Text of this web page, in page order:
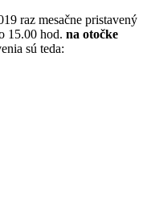
raz mesačne pristavený
15.00 hod. na otočke
sú teda: